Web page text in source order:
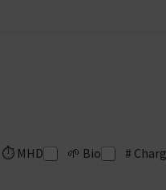
⏱ MHD 🌱 Bio #